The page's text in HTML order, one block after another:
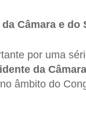
Câmara e
por uma
da Câmara
âmbito do